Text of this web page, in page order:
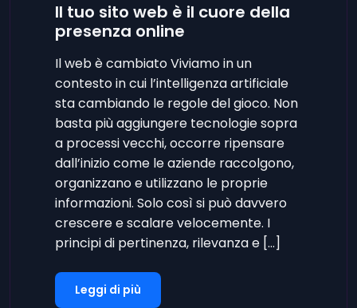
Il tuo sito web è il cuore della
presenza online
Il web è cambiato Viviamo in un
contesto in cui l’intelligenza artificiale
sta cambiando le regole del gioco. Non
basta più aggiungere tecnologie sopra
a processi vecchi, occorre ripensare
dall’inizio come le aziende raccolgono,
organizzano e utilizzano le proprie
informazioni. Solo così si può davvero
crescere e scalare velocemente. I
principi di pertinenza, rilevanza e […]
Leggi di più